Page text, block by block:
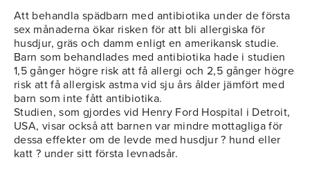
Att behandla spädbarn med antibiotika under de första
sex månaderna ökar risken för att bli allergiska för
husdjur, gräs och damm enligt en amerikansk studie.
Barn som behandlades med antibiotika hade i studien
1,5 gånger högre risk att få allergi och 2,5 gånger högre
risk att få allergisk astma vid sju års ålder jämfört med
barn som inte fått antibiotika.
Studien, som gjordes vid Henry Ford Hospital i Detroit,
USA, visar också att barnen var mindre mottagliga för
dessa effekter om de levde med husdjur ? hund eller
katt ? under sitt första levnadsår.